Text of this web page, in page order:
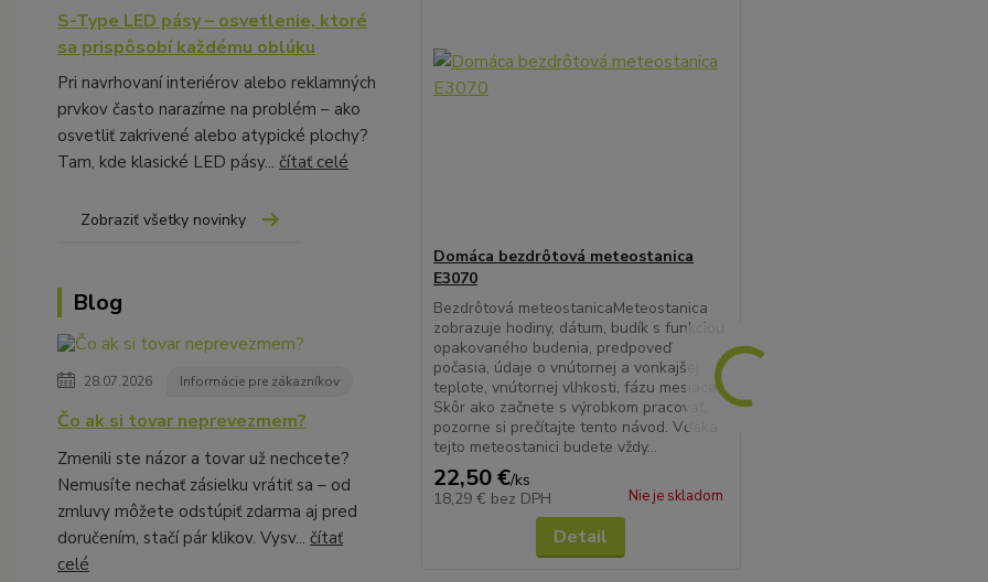
S-Type LED pásy – osvetlenie, ktoré
sa prispôsobí každému oblúku
Pri navrhovaní interiérov alebo reklamných
prvkov často narazíme na problém – ako
osvetliť zakrivené alebo atypické plochy?
Tam, kde klasické LED pásy... čítať celé
Zobraziť všetky novinky
Blog
28.07.2026 Informácie pre zákazníkov
Čo ak si tovar neprevezmem?
Zmenili ste názor a tovar už nechcete?
Nemusíte nechať zásielku vrátiť sa – od
zmluvy môžete odstúpiť zdarma aj pred
doručením, stačí pár klikov. Vysv... čítať
celé
Domáca bezdrôtová meteostanica
E3070
Bezdrôtová meteostanicaMeteostanica
zobrazuje hodiny, dátum, budík s funkciou
opakovaného budenia, predpoveď
počasia, údaje o vnútornej a vonkajšej
teplote, vnútornej vlhkosti, fázu mesiaca.
Skôr ako začnete s výrobkom pracovať,
pozorne si prečítajte tento návod. Vďaka
tejto meteostanici budete vždy...
22,50 €/ks
18,29 € bez DPH Nie je skladom
Detail